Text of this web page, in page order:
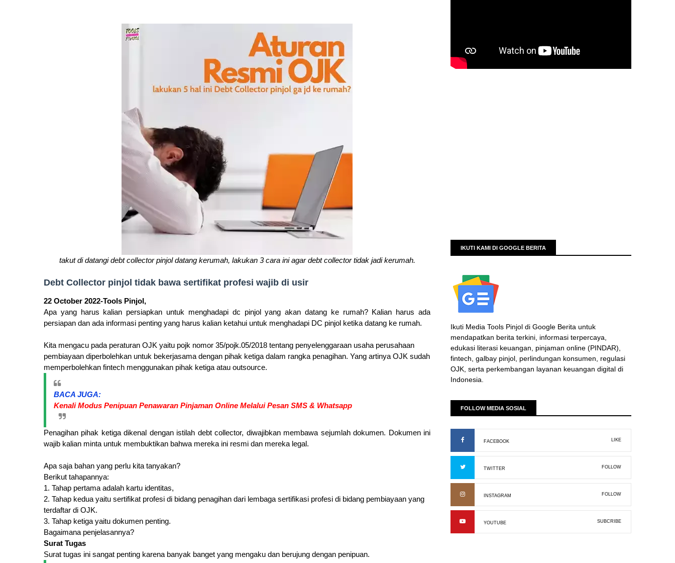
takut di datangi debt collector pinjol datang kerumah, lakukan 3 cara ini agar debt collector tidak jadi kerumah.
Debt Collector pinjol tidak bawa sertifikat profesi wajib di usir
22 October 2022-Tools Pinjol,
Apa yang harus kalian persiapkan untuk menghadapi dc pinjol yang akan datang ke rumah? Kalian harus ada
persiapan dan ada informasi penting yang harus kalian ketahui untuk menghadapi DC pinjol ketika datang ke rumah.
Kita mengacu pada peraturan OJK yaitu pojk nomor 35/pojk.05/2018 tentang penyelenggaraan usaha perusahaan
pembiayaan diperbolehkan untuk bekerjasama dengan pihak ketiga dalam rangka penagihan. Yang artinya OJK sudah
memperbolehkan fintech menggunakan pihak ketiga atau outsource.
BACA JUGA:
Kenali Modus Penipuan Penawaran Pinjaman Online Melalui Pesan SMS & Whatsapp
Penagihan pihak ketiga dikenal dengan istilah debt collector, diwajibkan membawa sejumlah dokumen. Dokumen ini
wajib kalian minta untuk membuktikan bahwa mereka ini resmi dan mereka legal.
Apa saja bahan yang perlu kita tanyakan?
Berikut tahapannya:
1. Tahap pertama adalah kartu identitas,
2. Tahap kedua yaitu sertifikat profesi di bidang penagihan dari lembaga sertifikasi profesi di bidang pembiayaan yang
terdaftar di OJK.
3. Tahap ketiga yaitu dokumen penting.
Bagaimana penjelasannya?
Surat Tugas
Surat tugas ini sangat penting karena banyak banget yang mengaku dan berujung dengan penipuan.
IKUTI KAMI DI GOOGLE BERITA
Ikuti Media Tools Pinjol di Google Berita untuk
mendapatkan berita terkini, informasi terpercaya,
edukasi literasi keuangan, pinjaman online (PINDAR),
fintech, galbay pinjol, perlindungan konsumen, regulasi
OJK, serta perkembangan layanan keuangan digital di
Indonesia.
FOLLOW MEDIA SOSIAL
FACEBOOK LIKE
TWITTER FOLLOW
INSTAGRAM FOLLOW
YOUTUBE SUBCRIBE